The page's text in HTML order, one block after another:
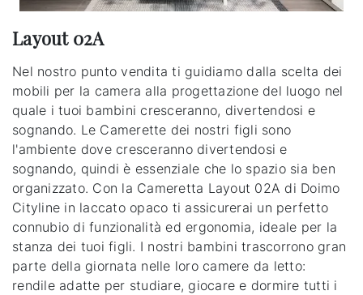
Layout 02A
Nel nostro punto vendita ti guidiamo dalla scelta dei
mobili per la camera alla progettazione del luogo nel
quale i tuoi bambini cresceranno, divertendosi e
sognando. Le Camerette dei nostri figli sono
l'ambiente dove cresceranno divertendosi e
sognando, quindi è essenziale che lo spazio sia ben
organizzato. Con la Cameretta Layout 02A di Doimo
Cityline in laccato opaco ti assicurerai un perfetto
connubio di funzionalità ed ergonomia, ideale per la
stanza dei tuoi figli. I nostri bambini trascorrono gran
parte della giornata nelle loro camere da letto:
rendile adatte per studiare, giocare e dormire tutti i